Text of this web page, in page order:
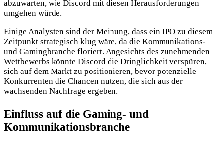
abzuwarten, wie Discord mit diesen Herausforderungen
umgehen würde.
Einige Analysten sind der Meinung, dass ein IPO zu diesem
Zeitpunkt strategisch klug wäre, da die Kommunikations-
und Gamingbranche floriert. Angesichts des zunehmenden
Wettbewerbs könnte Discord die Dringlichkeit verspüren,
sich auf dem Markt zu positionieren, bevor potenzielle
Konkurrenten die Chancen nutzen, die sich aus der
wachsenden Nachfrage ergeben.
Einfluss auf die Gaming- und
Kommunikationsbranche